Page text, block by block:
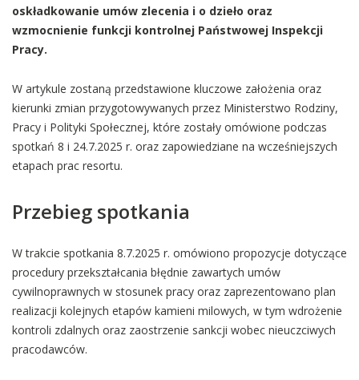
oskładkowanie umów zlecenia i o dzieło oraz
wzmocnienie funkcji kontrolnej Państwowej Inspekcji
Pracy.
W artykule zostaną przedstawione kluczowe założenia oraz
kierunki zmian przygotowywanych przez Ministerstwo Rodziny,
Pracy i Polityki Społecznej, które zostały omówione podczas
spotkań 8 i 24.7.2025 r. oraz zapowiedziane na wcześniejszych
etapach prac resortu.
Przebieg spotkania
W trakcie spotkania 8.7.2025 r. omówiono propozycje dotyczące
procedury przekształcania błędnie zawartych umów
cywilnoprawnych w stosunek pracy oraz zaprezentowano plan
realizacji kolejnych etapów kamieni milowych, w tym wdrożenie
kontroli zdalnych oraz zaostrzenie sankcji wobec nieuczciwych
pracodawców.